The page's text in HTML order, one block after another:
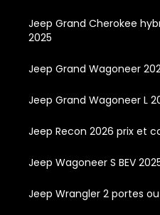
Jeep Grand Cherokee
2025
Jeep Grand Wagoneer
Jeep Grand Wagoneer L
Jeep Recon 2026 prix et
Jeep Wagoneer S BEV
Jeep Wrangler 2 portes